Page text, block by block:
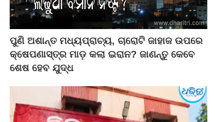
ପୁଣି ଅଶାନ୍ତ ମଧ୍ୟପ୍ରାଚ୍ୟ, ଚାରୋଟି ଜାହାଜ ଉପରେ
କ୍ଷେପଣାସ୍ତ୍ର ମାଡ଼ କଲା ଇରାନ? ଜାଣନ୍ତୁ କେବେ
ଶେଷ ହେବ ଯୁଦ୍ଧ